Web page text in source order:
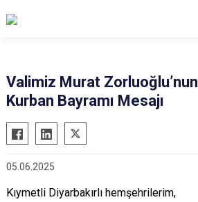
Valimiz Murat Zorluoğlu’nun
Kurban Bayramı Mesajı
05.06.2025
Kıymetli Diyarbakırlı hemşehrilerim,